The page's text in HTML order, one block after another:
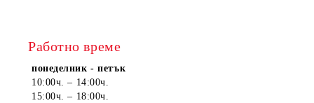
Работно време
понеделник - петък
10:00ч. – 14:00ч.
15:00ч. – 18:00ч.